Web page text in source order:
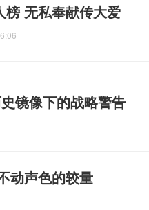
榜 无私奉献传大爱
镜像下的战略警告
动声色的较量